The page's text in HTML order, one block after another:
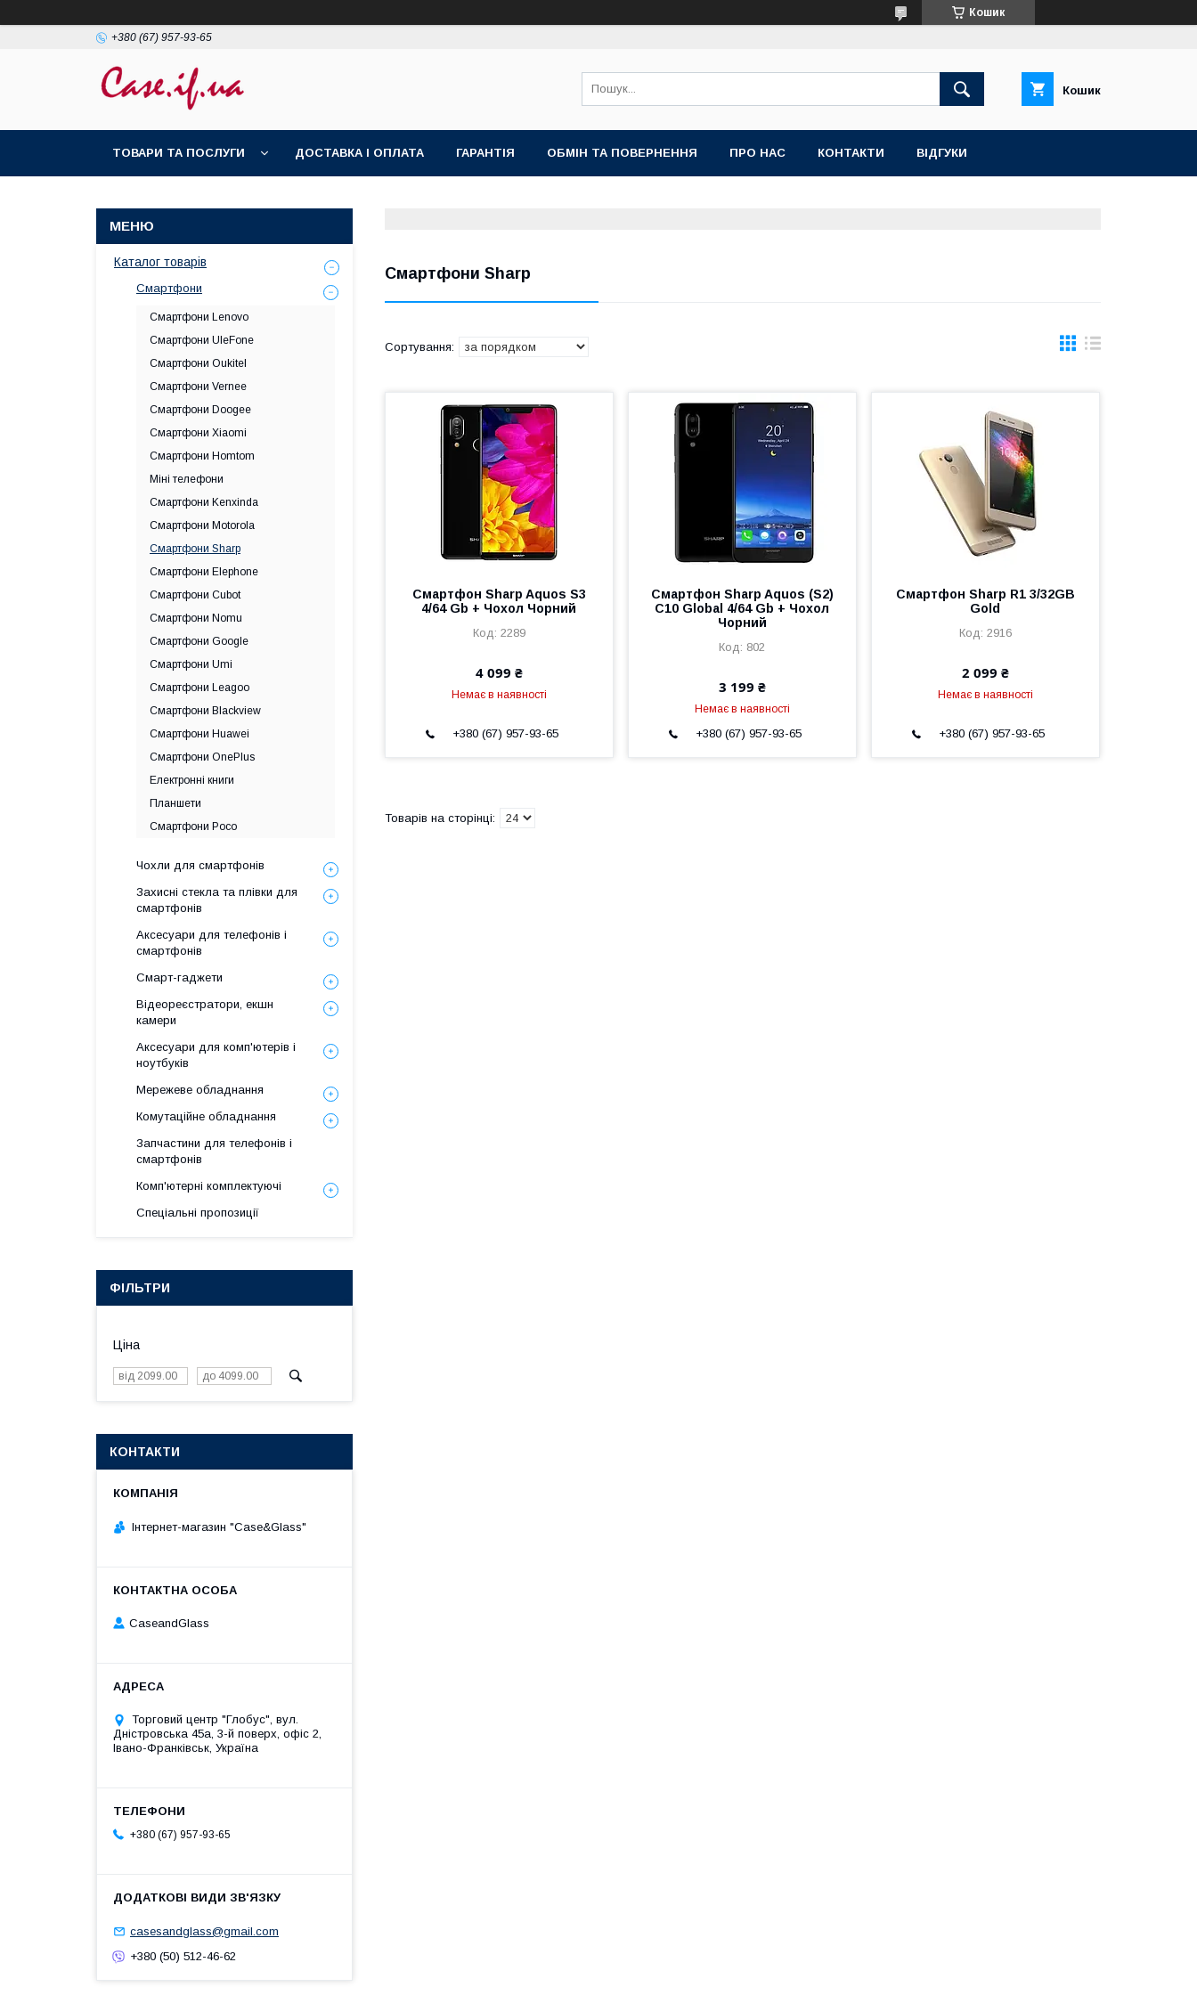
Кошик
+380 (67) 957-93-65
Кошик
ТОВАРИ ТА ПОСЛУГИ ДОСТАВКА І ОПЛАТА ГАРАНТІЯ ОБМІН ТА ПОВЕРНЕННЯ ПРО НАС КОНТАКТИ ВІДГУКИ
Смартфони Sharp
Смартфон Sharp Aquos S3
4/64 Gb + Чохол Чорний
2289
4 099 ₴
Немає в наявності
+380 (67) 957-93-65
Смартфон Sharp Aquos (S2)
C10 Global 4/64 Gb + Чохол
Чорний
802
3 199 ₴
Немає в наявності
+380 (67) 957-93-65
Смартфон Sharp R1 3/32GB
Gold
2916
2 099 ₴
Немає в наявності
+380 (67) 957-93-65
Каталог товарів
Смартфони
Смартфони Lenovo
Смартфони UleFone
Смартфони Oukitel
Смартфони Vernee
Смартфони Doogee
Смартфони Xiaomi
Смартфони Homtom
Міні телефони
Смартфони Kenxinda
Смартфони Motorola
Смартфони Sharp
Смартфони Elephone
Смартфони Cubot
Смартфони Nomu
Смартфони Google
Смартфони Umi
Смартфони Leagoo
Смартфони Blackview
Смартфони Huawei
Смартфони OnePlus
Електронні книги
Планшети
Смартфони Poco
Чохли для смартфонів
Захисні стекла та плівки для
смартфонів
Аксесуари для телефонів і
смартфонів
Смарт-гаджети
Відеореєстратори, екшн
камери
Аксесуари для комп'ютерів і
ноутбуків
Мережеве обладнання
Комутаційне обладнання
Запчастини для телефонів і
смартфонів
Комп'ютерні комплектуючі
Спеціальні пропозиції
ФІЛЬТРИ
Ціна
КОНТАКТИ
Інтернет-магазин "Case&Glass"
CaseandGlass
Торговий центр "Глобус", вул.
Дністровська 45а, 3-й поверх, офіс 2,
Івано-Франківськ, Україна
+380 (67) 957-93-65
casesandglass@gmail.com
+380 (50) 512-46-62